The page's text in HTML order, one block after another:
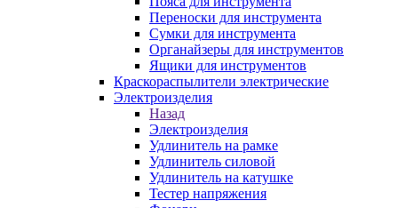
Переноски для инструмента
Сумки для инструмента
Органайзеры для инструментов
Ящики для инструментов
Краскораспылители электрические
Электроизделия
Назад
Электроизделия
Удлинитель на рамке
Удлинитель силовой
Удлинитель на катушке
Тестер напряжения